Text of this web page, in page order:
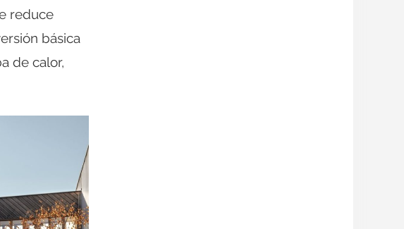
reduce
básica
de calor,